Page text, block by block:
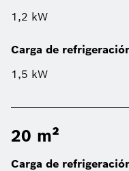
1,2 kW
Carga de
1,5 kW
20 m²
Carga de